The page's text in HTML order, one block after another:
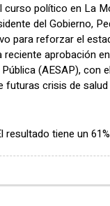
curso político en La
del Gobierno,
para reforzar el
aprobación
(AESAP), con
futuras crisis de
resultado tiene un